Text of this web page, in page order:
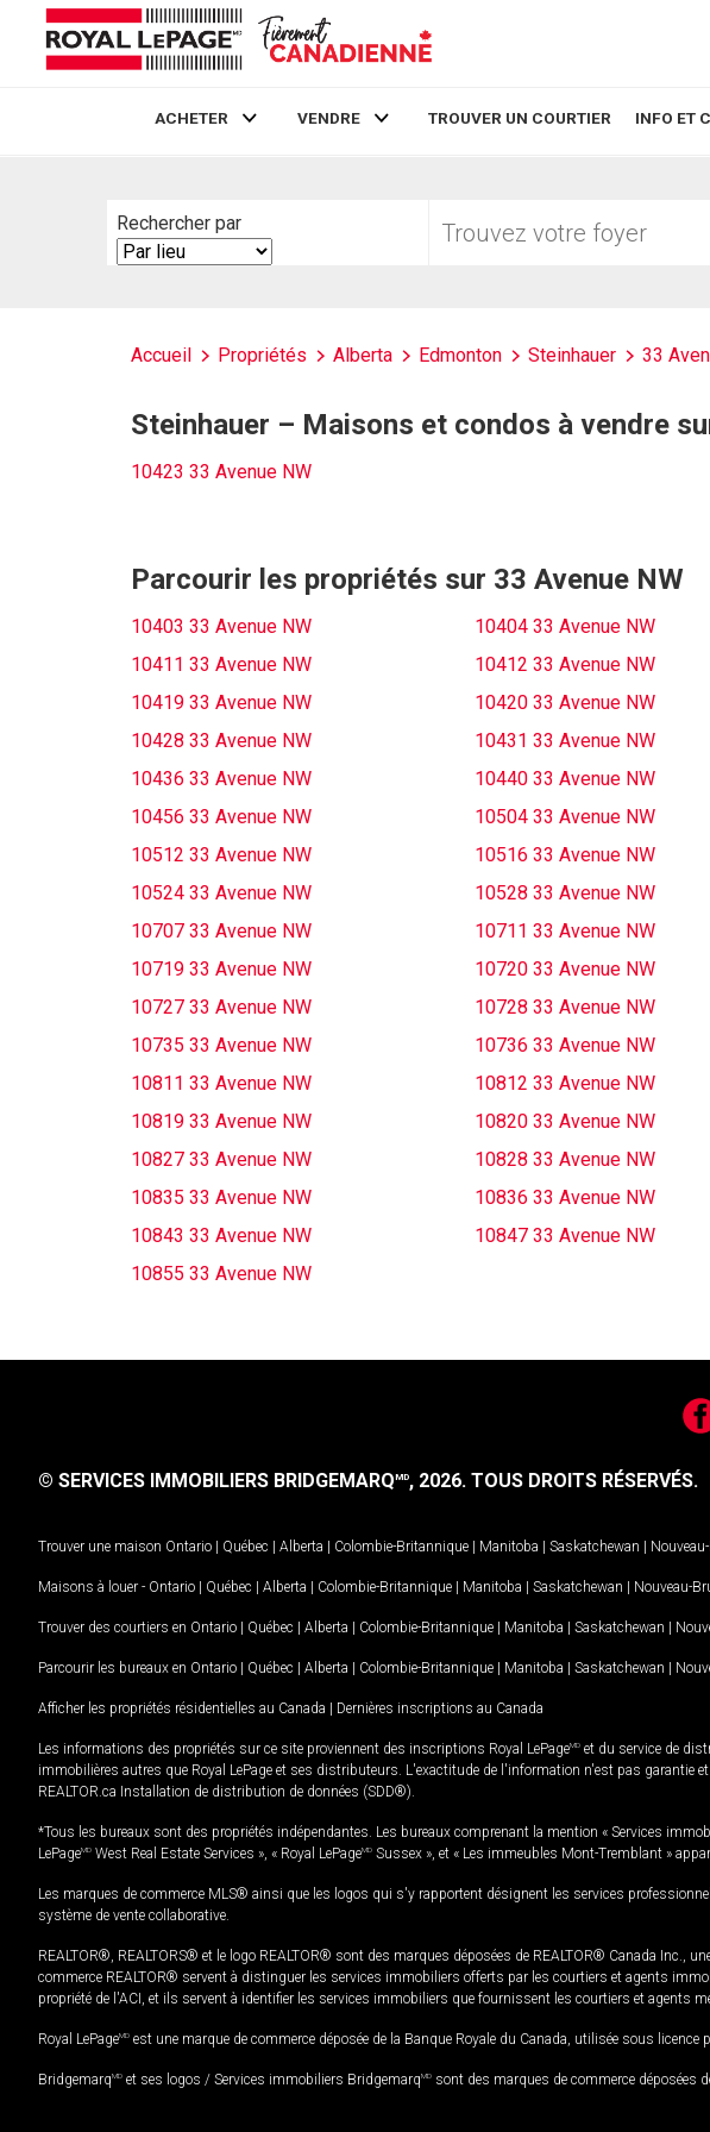
ACHETER VENDRE TROUVER UN COURTIER INFO ET
Rechercher par
Search
By
votre
Accueil Propriétés Alberta Edmonton Steinhauer 33
Steinhauer – Maisons et condos à vendre
10423 33 Avenue NW
Parcourir les propriétés sur 33 Avenue NW
10403 33 Avenue NW 10404 33 Avenue NW
10411 33 Avenue NW
10412 33 Avenue NW
10419 33 Avenue NW
10420 33 Avenue NW
10428 33 Avenue NW
10431 33 Avenue NW
10436 33 Avenue NW
10440 33 Avenue NW
10456 33 Avenue NW
10504 33 Avenue NW
10512 33 Avenue NW
10516 33 Avenue NW
10524 33 Avenue NW
10528 33 Avenue NW
10707 33 Avenue NW
10711 33 Avenue NW
10719 33 Avenue NW
10720 33 Avenue NW
10727 33 Avenue NW
10728 33 Avenue NW
10735 33 Avenue NW
10736 33 Avenue NW
10811 33 Avenue NW
10812 33 Avenue NW
10819 33 Avenue NW
10820 33 Avenue NW
10827 33 Avenue NW
10828 33 Avenue NW
10835 33 Avenue NW
10836 33 Avenue NW
10843 33 Avenue NW
10847 33 Avenue NW
10855 33 Avenue NW
© SERVICES IMMOBILIERS BRIDGEMARQMD, 2026. TOUS DROITS RÉSERVÉS.
Trouver une maison Ontario | Québec | Alberta | Colombie-Britannique | Manitoba | Saskatchewan |
Maisons à louer - Ontario | Québec | Alberta | Colombie-Britannique | Manitoba | Saskatchewan | Nouveau-
Trouver des courtiers en Ontario | Québec | Alberta | Colombie-Britannique | Manitoba | Saskatchewan |
Parcourir les bureaux en Ontario | Québec | Alberta | Colombie-Britannique | Manitoba | Saskatchewan |
Afficher les propriétés résidentielles au Canada | Dernières inscriptions au Canada
Les informations des propriétés sur ce site proviennent des inscriptions Royal LePageMD et du service de
immobilières autres que Royal LePage et ses distributeurs. L'exactitude de l'information n'est pas garantie
REALTOR.ca Installation de distribution de données (SDD®).
*Tous les bureaux sont des propriétés indépendantes. Les bureaux comprenant la mention « Services
LePageMD West Real Estate Services », « Royal LePageMD Sussex », et « Les immeubles Mont-Tremblant »
Les marques de commerce MLS® ainsi que les logos qui s'y rapportent désignent les services
système de vente collaborative.
REALTOR®, REALTORS® et le logo REALTOR® sont des marques déposées de REALTOR® Canada
commerce REALTOR® servent à distinguer les services immobiliers offerts par les courtiers et agents
propriété de l'ACI, et ils servent à identifier les services immobiliers que fournissent les courtiers et agents
Royal LePageMD est une marque de commerce déposée de la Banque Royale du Canada, utilisée sous
BridgemarqMD et ses logos / Services immobiliers BridgemarqMD sont des marques de commerce déposées